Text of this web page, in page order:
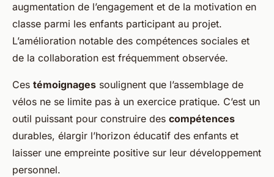
augmentation de l’engagement et de la motivation en
classe parmi les enfants participant au projet.
L’amélioration notable des compétences sociales et
de la collaboration est fréquemment observée.
Ces témoignages soulignent que l’assemblage de
vélos ne se limite pas à un exercice pratique. C’est un
outil puissant pour construire des compétences
durables, élargir l’horizon éducatif des enfants et
laisser une empreinte positive sur leur développement
personnel.